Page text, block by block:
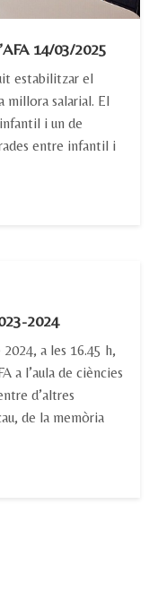
14/03/2025
estabilitzar el
millora salarial. El
i un de
entre infantil i
2024
a les 16.45 h,
a l’aula de ciències
d’altres
de la memòria